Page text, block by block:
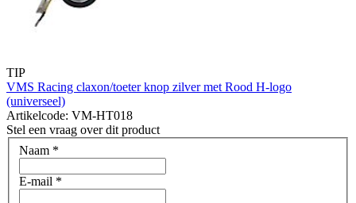
TIP
VMS Racing claxon/toeter knop zilver met Rood H-logo
(universeel)
Artikelcode: VM-HT018
Stel een vraag over dit product
Naam *
E-mail *